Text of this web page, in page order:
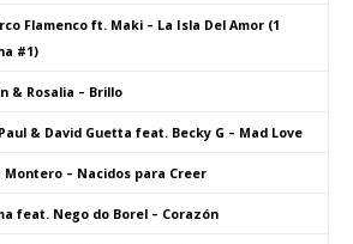
Flamenco ft. Maki – La Isla Del Amor (1
#1)
& Rosalia – Brillo
& David Guetta feat. Becky G – Mad Love
Montero – Nacidos para Creer
feat. Nego do Borel – Corazón